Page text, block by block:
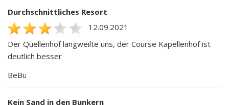
Durchschnittliches Resort
12.09.2021
Der Quellenhof langweilte uns, der Course Kapellenhof ist
deutlich besser
BeBü
Kein Sand in den Bunkern